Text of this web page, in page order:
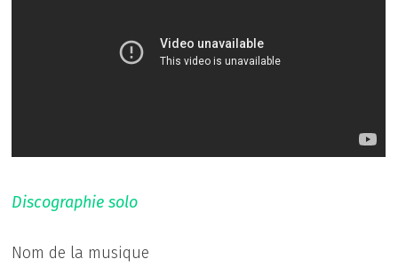
Discographie solo
Nom de la musique